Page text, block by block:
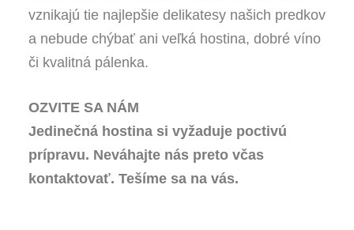
vznikajú tie najlepšie delikatesy našich predkov
a nebude chýbať ani veľká hostina, dobré víno
či kvalitná pálenka.
OZVITE SA NÁM
Jedinečná hostina si vyžaduje poctivú
prípravu. Neváhajte nás preto včas
kontaktovať. Tešíme sa na vás.